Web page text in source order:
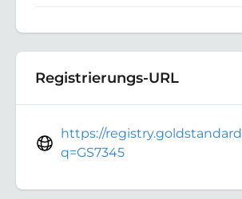
Registrierungs-URL
https://
q=GS7345